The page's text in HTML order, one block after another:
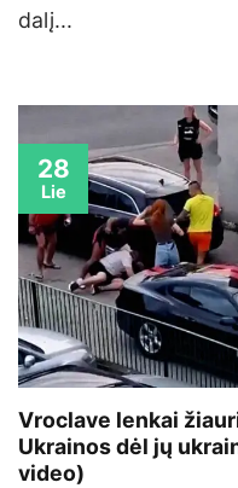
dalį...
Vroclave lenkai
Ukrainos dėl jų
video)
28
Lie